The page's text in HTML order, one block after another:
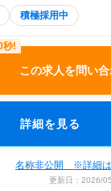
積極採用中
この求人を問い
詳細を見る
名称非公開 ※詳細は
更新日：2026/